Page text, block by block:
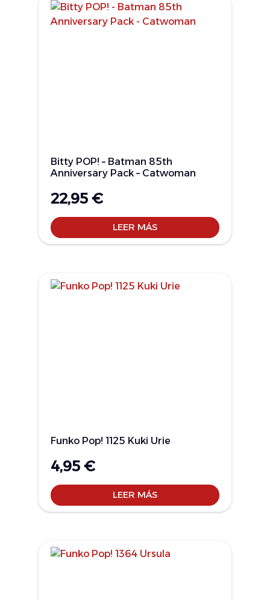
Bitty POP! – Batman 85th
Anniversary Pack – Catwoman
22,95 €
LEER MÁS
Funko Pop! 1125 Kuki Urie
4,95 €
LEER MÁS